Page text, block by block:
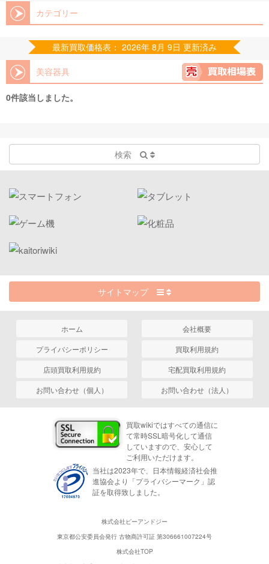
カテゴリー
最新買取価格表： 2026年 8月 9日 更新済み
美容器具
0件該当しました。
検索
サイトマップ
ホーム
会社概要
プライバシーポリシー
買取利用規約
店頭買取利用規約
宅配買取利用規約
お問い合わせ（個人）
お問い合わせ（法人）
買取wikiではすべての通信に
て常時SSL暗号化して通信
していますので、安心して
ご利用いただけます。
当社は2023年で、日本情報経済社会推
進協会より「プライバシーマーク」認
証を取得致しました。
株式会社ピーアンドジー
東京都公安委員会発行 古物商許可証 第306661007224号
株式会社TOP